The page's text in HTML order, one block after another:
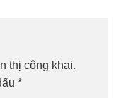
thị công khai.
*